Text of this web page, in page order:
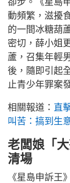
動頻繁，滋擾
的一間冰糖葫
密切，薛小姐
蘆，召集年輕
後，隨即引起
止青少年罪案
相關報道： 直
叫苦：搞到生
老闆娘「
清場
《星島申訴王